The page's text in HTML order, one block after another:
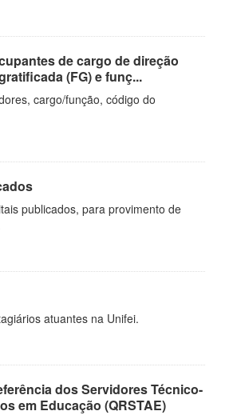
de cargo de direção
(FG) e funç...
cargo/função, código do
publicados, para provimento de
atuantes na Unifei.
dos Servidores Técnico-
em Educação (QRSTAE)